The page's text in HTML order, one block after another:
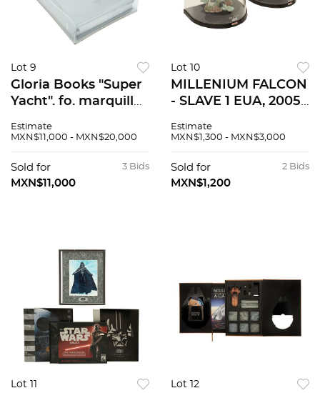
Lot 9
Gloria Books "Super
Yacht". fo. marquilla.
1,000 ejemplares. En
comercio
Estimate
MXN$11,000 - MXN$20,000
3 Bids
Sold for
MXN$11,000
Lot 10
MILLENIUM FALCON
- SLAVE 1 EUA, 2005
fundido
Encapsuladas Piezas:
2 15 cm de largo
Estimate
MXN$1,300 - MXN$3,000
2 Bids
Sold for
MXN$1,200
Lot 11 Lot 12